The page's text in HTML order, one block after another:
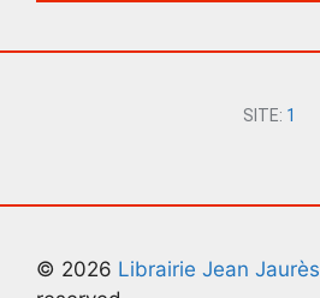
SITE: 1
© 2026 Librairie Jean Jaurès